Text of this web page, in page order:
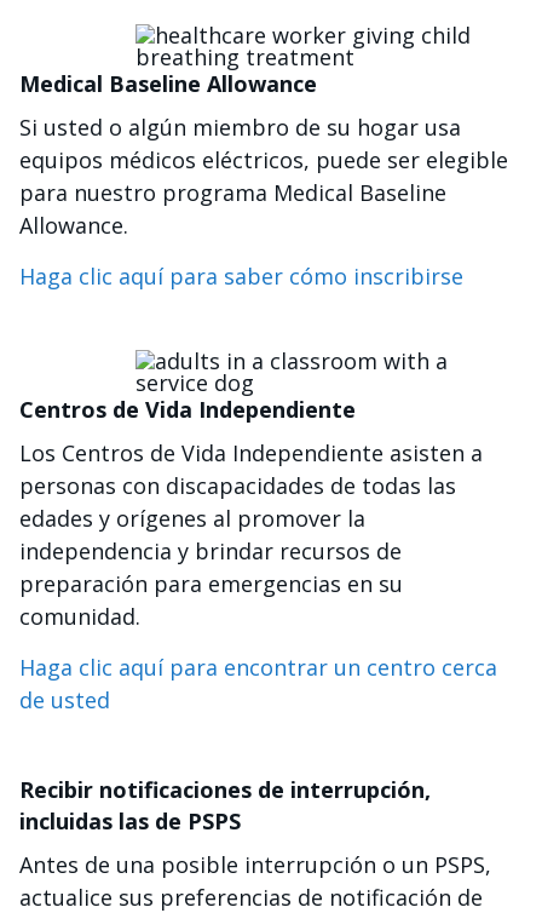
Imagen
Medical Baseline Allowance
Si usted o algún miembro de su hogar usa
equipos médicos eléctricos, puede ser elegible
para nuestro programa Medical Baseline
Allowance.
Haga clic aquí para saber cómo inscribirse
Imagen
Centros de Vida Independiente
Los Centros de Vida Independiente asisten a
personas con discapacidades de todas las
edades y orígenes al promover la
independencia y brindar recursos de
preparación para emergencias en su
comunidad.
Haga clic aquí para encontrar un centro cerca
de usted
Recibir notificaciones de interrupción,
incluidas las de PSPS
Antes de una posible interrupción o un PSPS,
actualice sus preferencias de notificación de